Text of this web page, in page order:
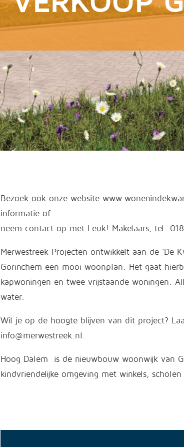
Bezoek ook onze website
informatie of
neem contact op met Leuk! Makelaars, tel.
Merwestreek Projecten ontwikkelt aan de 'De
Gorinchem een mooi woonplan. Het gaat
kapwoningen en twee vrijstaande woningen.
water.
Wil je op de hoogte blijven van dit project?
info@merwestreek.nl.
Hoog Dalem is de nieuwbouw woonwijk van
kindvriendelijke omgeving met winkels,